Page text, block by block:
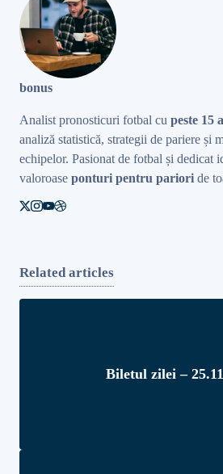
bonus
Analist pronosticuri fotbal cu peste 15
analiză statistică, strategii de pariere și
echipelor. Pasionat de fotbal și dedicat
valoroase ponturi pentru pariori de
Related articles
Biletul zilei –